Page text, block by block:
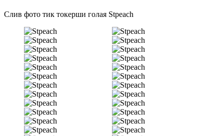
Слив фото тик токерши голая Stpeach